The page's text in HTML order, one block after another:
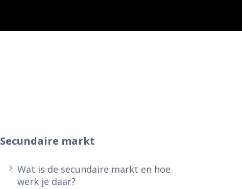
Secundaire markt
Wat is de secundaire markt en hoe
werk je daar?